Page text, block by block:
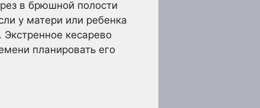
в брюшной полости
у матери или ребенка
кесарево
планировать его